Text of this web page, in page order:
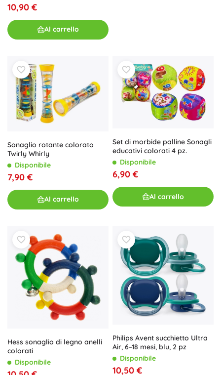
10,90 €
Al carrello
Sonaglio rotante colorato
Twirly Whirly
Disponibile
7,90 €
Al carrello
Set di morbide palline Sonagli
educativi colorati 4 pz.
Disponibile
6,90 €
Al carrello
Hess sonaglio di legno anelli
colorati
Disponibile
Philips Avent succhietto Ultra
Air, 6–18 mesi, blu, 2 pz
Disponibile
10,50 €